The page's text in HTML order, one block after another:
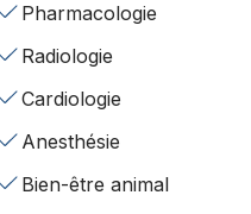
Pharmacologie
Radiologie
Cardiologie
Anesthésie
Bien-être animal